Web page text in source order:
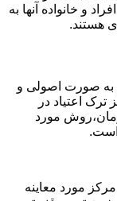
و خانواده آنها به
هستند.
به صورت اصولی و
اعتیاد در
مورد
است.
مورد معاینه